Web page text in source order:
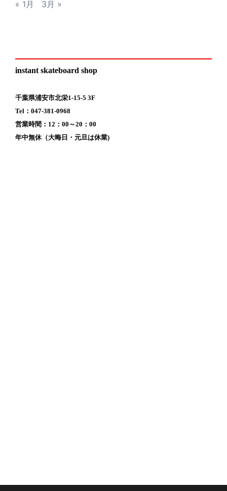
« 1月
3月 »
instant skateboard shop
千葉県浦安市北栄1-15-5 3F
Tel：047-381-0968
営業時間：12：00～20：00
年中無休（大晦日・元旦は休業)